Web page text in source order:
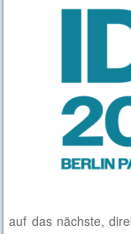
auf das nächste,